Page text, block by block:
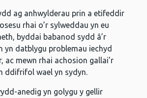
ag anhwylderau prin a etifeddir
rhai o’r sylweddau yn eu
byddai babanod sydd â’r
yn datblygu problemau iechyd
mewn rhai achosion gallai’r
ddifrifol wael yn sydyn.
anedig yn golygu y gellir